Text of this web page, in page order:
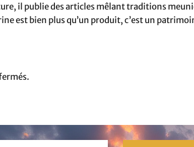
il publie des articles mêlant traditions
est bien plus qu’un produit, c’est un